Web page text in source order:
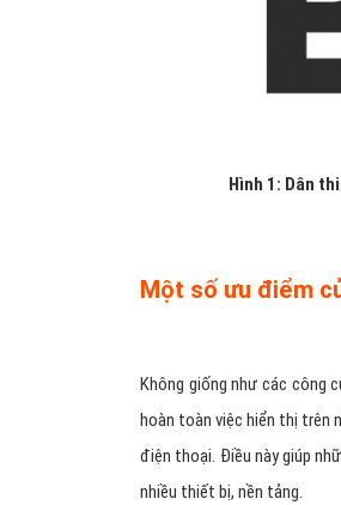
Hình 1: Dân
Một số ưu điểm
Không giống như các công
hoàn toàn việc hiển thị trên
điện thoại. Điều này giúp
nhiều thiết bị, nền tảng.